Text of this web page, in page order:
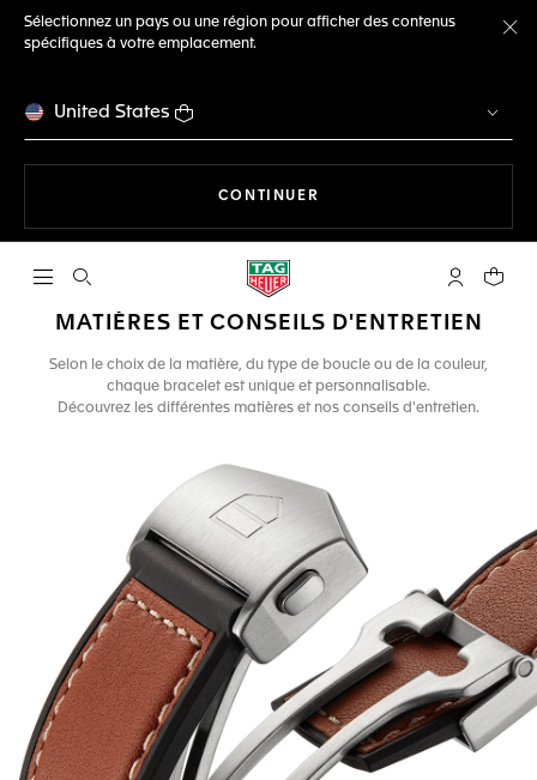
Sélectionnez un pays ou une région pour afficher des contenus
spécifiques à votre emplacement.
United States
CONTINUER
Ouvrir la barre de recherche Compte My
Votre
MATIÈRES ET CONSEILS D'ENTRETIEN
Selon le choix de la matière, du type de boucle ou de la couleur,
chaque bracelet est unique et personnalisable.
Découvrez les différentes matières et nos conseils d'entretien.